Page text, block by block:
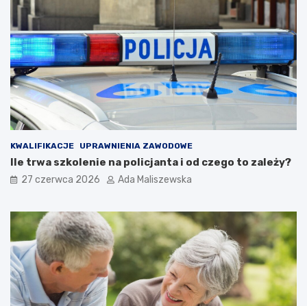
KWALIFIKACJE UPRAWNIENIA ZAWODOWE
Ile trwa szkolenie na policjanta i od czego to zależy?
27 czerwca 2026 Ada Maliszewska